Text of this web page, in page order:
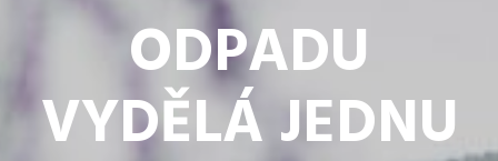
ODPADU
VYDĚLÁ JEDNU